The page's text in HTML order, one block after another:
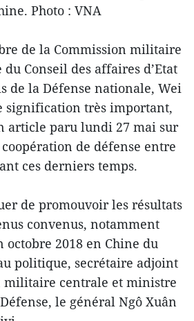
Photo : VNA
de la Commission militaire
Conseil des affaires d’Etat
de la Défense nationale, Wei
signification très important,
article paru lundi 27 mai sur
de défense entre
ces derniers temps.
de promouvoir les résultats
convenus, notamment
2018 en Chine du
politique, secrétaire adjoint
militaire centrale et ministre
le général Ngô Xuân